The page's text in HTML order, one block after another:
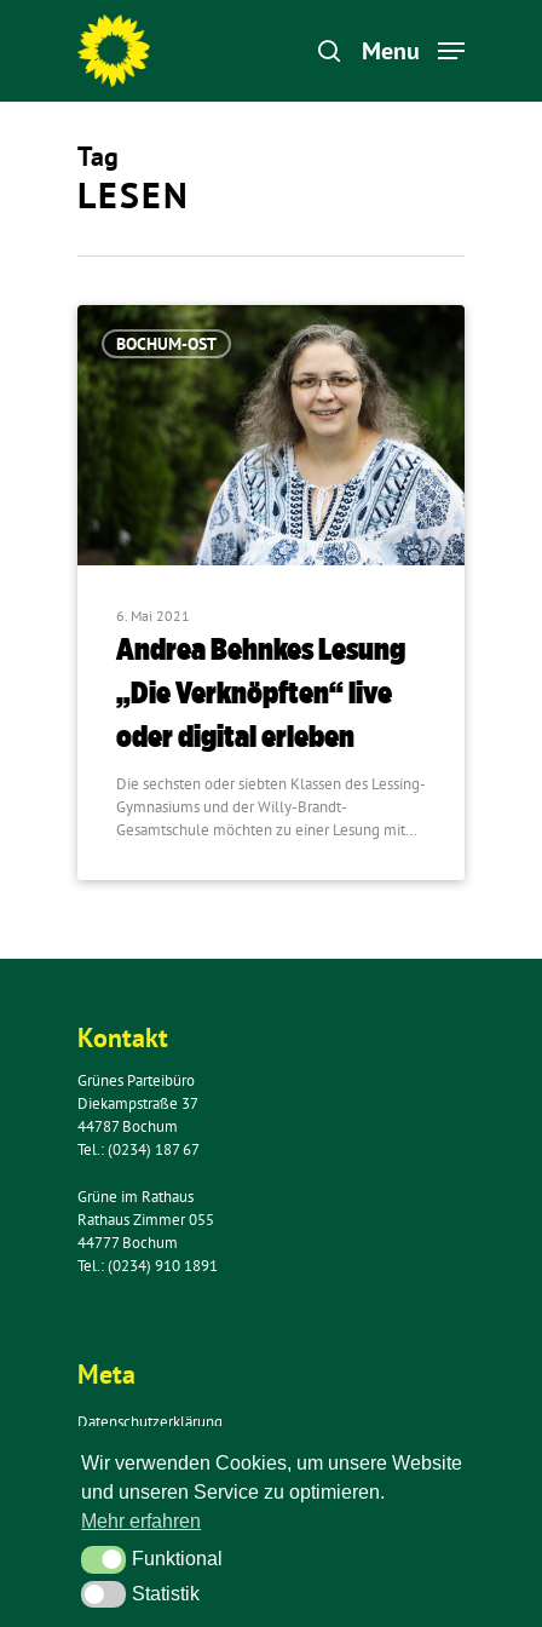
Hit enter to search or ESC to close
Menu
Tag
LESEN
BOCHUM-OST
6. Mai 2021
Andrea Behnkes Lesung
„Die Verknöpften“ live
oder digital erleben
Die sechsten oder siebten Klassen des Lessing-
Gymnasiums und der Willy-Brandt-
Gesamtschule möchten zu einer Lesung mit…
Kontakt
Grünes Parteibüro
Diekampstraße 37
44787 Bochum
Tel.: (0234) 187 67
Grüne im Rathaus
Rathaus Zimmer 055
44777 Bochum
Tel.: (0234) 910 1891
Meta
Datenschutzerklärung
Impressum
Kontakt
Newsletter
Wir verwenden Cookies, um unsere Website
und unseren Service zu optimieren.
Mehr erfahren
FunktionalFunktional
StatistikStatistik